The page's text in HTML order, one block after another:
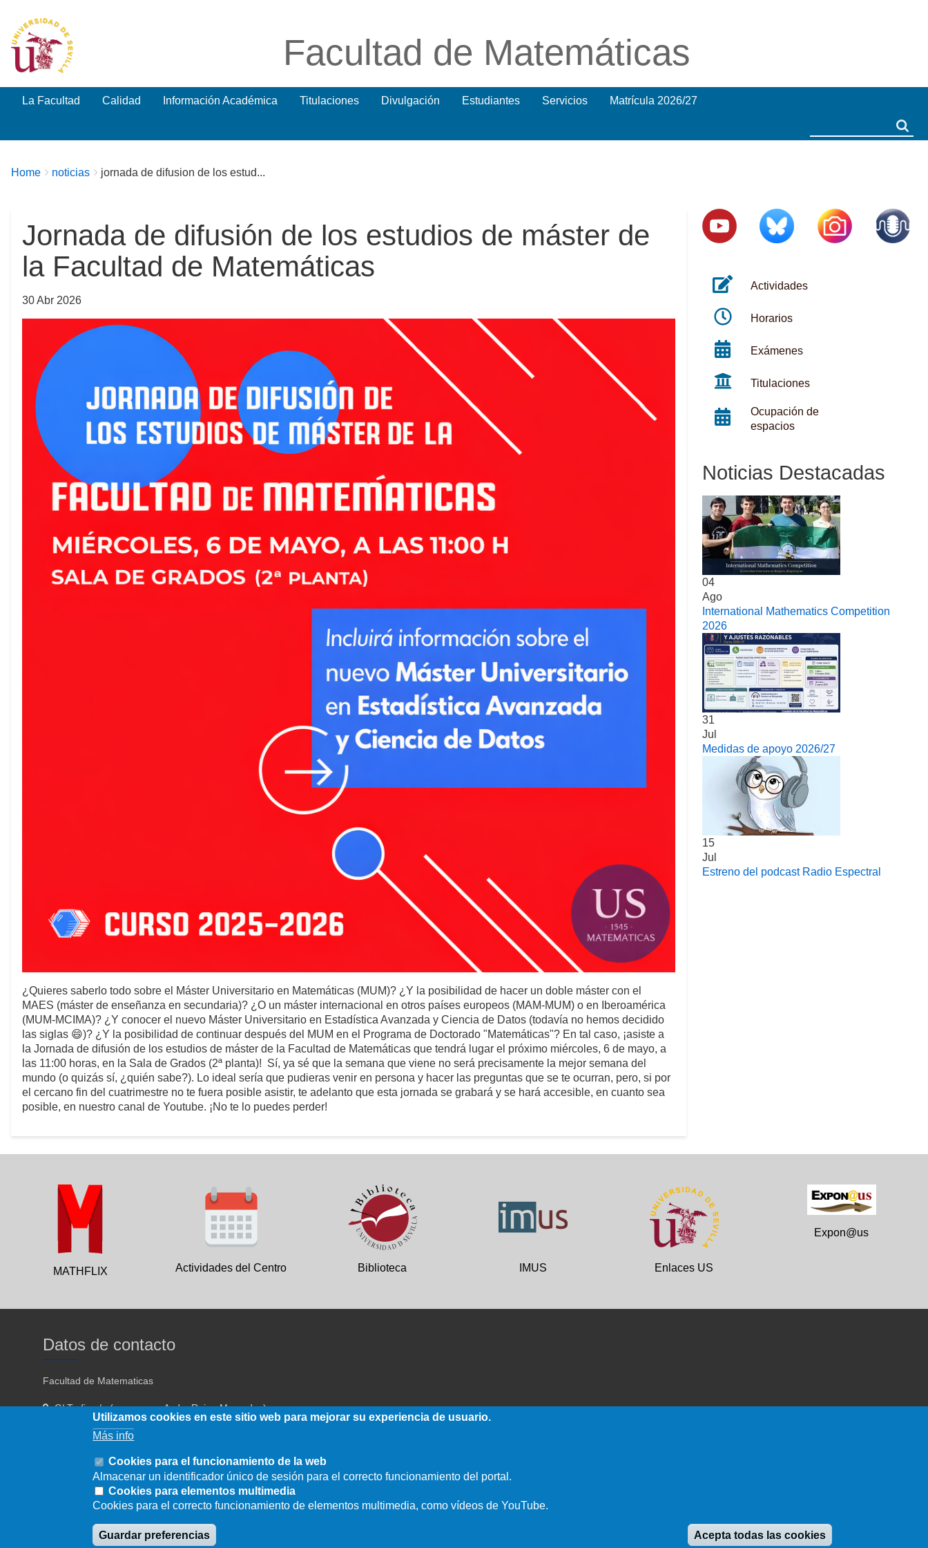
Facultad de Matemáticas
La Facultad Calidad Información Académica Titulaciones Divulgación Estudiantes Servicios Matrícula 2026/27
Breadcrumbs
You
Home noticias jornada de difusion de los estud...
Jornada de difusión de los estudios de máster de
la Facultad de Matemáticas
30 Abr 2026
¿Quieres saberlo todo sobre el Máster Universitario en Matemáticas (MUM)? ¿Y la posibilidad de hacer un doble máster con el
MAES (máster de enseñanza en secundaria)? ¿O un máster internacional en otros países europeos (MAM-MUM) o en Iberoamérica
(MUM-MCIMA)? ¿Y conocer el nuevo Máster Universitario en Estadística Avanzada y Ciencia de Datos (todavía no hemos decidido
las siglas 😄)? ¿Y la posibilidad de continuar después del MUM en el Programa de Doctorado "Matemáticas"? En tal caso, ¡asiste a
la Jornada de difusión de los estudios de máster de la Facultad de Matemáticas que tendrá lugar el próximo miércoles, 6 de mayo, a
las 11:00 horas, en la Sala de Grados (2ª planta)! Sí, ya sé que la semana que viene no será precisamente la mejor semana del
mundo (o quizás sí, ¿quién sabe?). Lo ideal sería que pudieras venir en persona y hacer las preguntas que se te ocurran, pero, si por
el cercano fin del cuatrimestre no te fuera posible asistir, te adelanto que esta jornada se grabará y se hará accesible, en cuanto sea
posible, en nuestro canal de Youtube. ¡No te lo puedes perder!
Actividades
Horarios
Exámenes
Titulaciones
Ocupación de
espacios
Noticias Destacadas
04
Ago
International Mathematics Competition
2026
31
Jul
Medidas de apoyo 2026/27
15
Jul
Estreno del podcast Radio Espectral
MATHFLIX Actividades del Centro Biblioteca IMUS Enlaces US
Expon@us
Datos de contacto
Facultad de Matematicas
C/ Tarfia s/n (acceso por Avda. Reina Mercedes)
Sevilla - 41012
fmatematicas@us.es
Utilizamos cookies en este sitio web para mejorar su experiencia de usuario.
Más info
Cookies para el funcionamiento de la web
Almacenar un identificador único de sesión para el correcto funcionamiento del portal.
Cookies para elementos multimedia
Cookies para el correcto funcionamiento de elementos multimedia, como vídeos de YouTube.
Guardar preferencias Acepta todas las cookies